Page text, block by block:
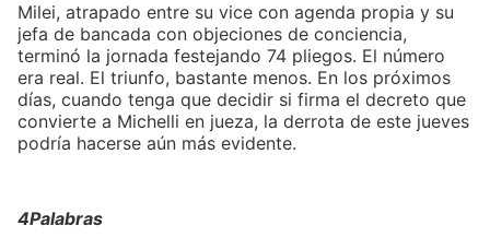
Milei, atrapado entre su vice con agenda propia y su
jefa de bancada con objeciones de conciencia,
terminó la jornada festejando 74 pliegos. El número
era real. El triunfo, bastante menos. En los próximos
días, cuando tenga que decidir si firma el decreto que
convierte a Michelli en jueza, la derrota de este jueves
podría hacerse aún más evidente.
4Palabras